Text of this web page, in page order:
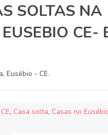
SOLTAS NA
CE-
Eusébio - CE.
, Casa solta, Casas no